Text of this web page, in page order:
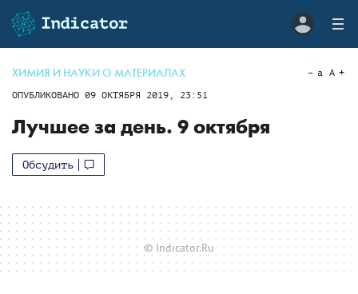
ХИМИЯ И НАУКИ О МАТЕРИАЛАХ
ОПУБЛИКОВАНО 09 ОКТЯБРЯ 2019, 23:51
a A
Лучшее за день. 9 октября
Обсудить
© Indicator.Ru